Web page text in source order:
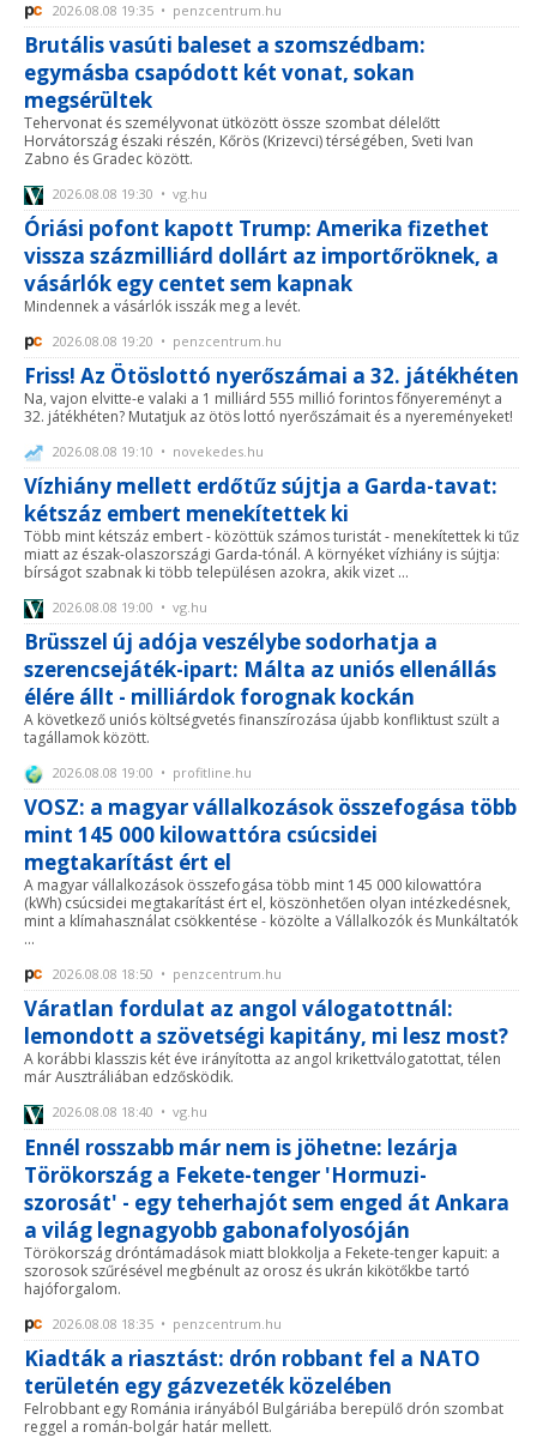
2026.08.08 19:35 • penzcentrum.hu
Brutális vasúti baleset a szomszédbam:
egymásba csapódott két vonat, sokan
megsérültek
Tehervonat és személyvonat ütközött össze szombat délelőtt
Horvátország északi részén, Kőrös (Krizevci) térségében, Sveti Ivan
Zabno és Gradec között.
2026.08.08 19:30 • vg.hu
Óriási pofont kapott Trump: Amerika fizethet
vissza százmilliárd dollárt az importőröknek, a
vásárlók egy centet sem kapnak
Mindennek a vásárlók isszák meg a levét.
2026.08.08 19:20 • penzcentrum.hu
Friss! Az Ötöslottó nyerőszámai a 32. játékhéten
Na, vajon elvitte-e valaki a 1 milliárd 555 millió forintos főnyereményt a
32. játékhéten? Mutatjuk az ötös lottó nyerőszámait és a nyereményeket!
2026.08.08 19:10 • novekedes.hu
Vízhiány mellett erdőtűz sújtja a Garda-tavat:
kétszáz embert menekítettek ki
Több mint kétszáz embert - közöttük számos turistát - menekítettek ki tűz
miatt az észak-olaszországi Garda-tónál. A környéket vízhiány is sújtja:
bírságot szabnak ki több településen azokra, akik vizet ...
2026.08.08 19:00 • vg.hu
Brüsszel új adója veszélybe sodorhatja a
szerencsejáték-ipart: Málta az uniós ellenállás
élére állt - milliárdok forognak kockán
A következő uniós költségvetés finanszírozása újabb konfliktust szült a
tagállamok között.
2026.08.08 19:00 • profitline.hu
VOSZ: a magyar vállalkozások összefogása több
mint 145 000 kilowattóra csúcsidei
megtakarítást ért el
A magyar vállalkozások összefogása több mint 145 000 kilowattóra
(kWh) csúcsidei megtakarítást ért el, köszönhetően olyan intézkedésnek,
mint a klímahasználat csökkentése - közölte a Vállalkozók és Munkáltatók
...
2026.08.08 18:50 • penzcentrum.hu
Váratlan fordulat az angol válogatottnál:
lemondott a szövetségi kapitány, mi lesz most?
A korábbi klasszis két éve irányította az angol krikettválogatottat, télen
már Ausztráliában edzősködik.
2026.08.08 18:40 • vg.hu
Ennél rosszabb már nem is jöhetne: lezárja
Törökország a Fekete-tenger 'Hormuzi-
szorosát' - egy teherhajót sem enged át Ankara
a világ legnagyobb gabonafolyosóján
Törökország dróntámadások miatt blokkolja a Fekete-tenger kapuit: a
szorosok szűrésével megbénult az orosz és ukrán kikötőkbe tartó
hajóforgalom.
2026.08.08 18:35 • penzcentrum.hu
Kiadták a riasztást: drón robbant fel a NATO
területén egy gázvezeték közelében
Felrobbant egy Románia irányából Bulgáriába berepülő drón szombat
reggel a román-bolgár határ mellett.